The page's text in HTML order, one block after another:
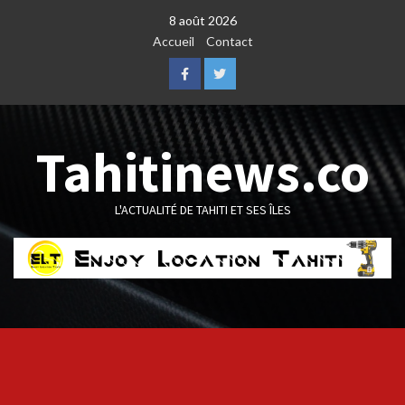
8 août 2026
Accueil
Contact
FacebookTwitter
Tahitinews.co
L'ACTUALITÉ DE TAHITI ET SES ÎLES